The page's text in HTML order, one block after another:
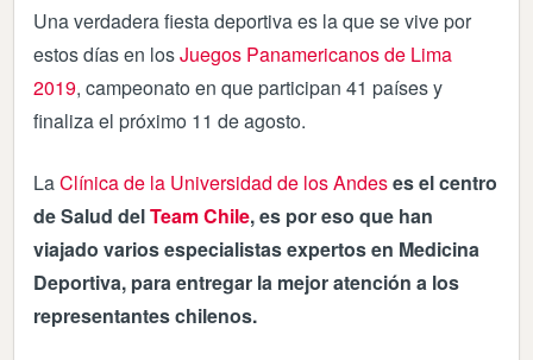
Una verdadera fiesta deportiva es la que se vive por
estos días en losJuegos Panamericanos de Lima
2019, campeonato en que participan 41 países y
finaliza el próximo 11 de agosto.
LaClínica de la Universidad de los Andeses el centro
de Salud delTeam Chile, es por eso que han
viajado varios especialistas expertos en Medicina
Deportiva, para entregar la mejor atención a los
representantes chilenos.